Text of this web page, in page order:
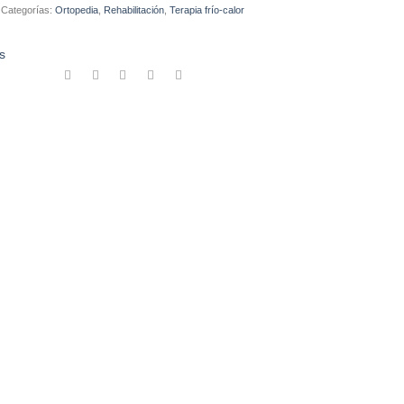
Categorías: Ortopedia Rehabilitación Terapia frío-calor